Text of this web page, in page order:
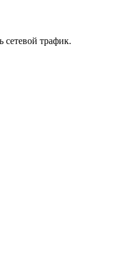
сетевой трафик.